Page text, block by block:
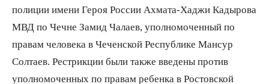
полиции имени Героя России Ахмата-Хаджи Кадырова
МВД по Чечне Замид Чалаев, уполномоченный по
правам человека в Чеченской Республике Мансур
Солтаев. Рестрикции были также введены против
уполномоченных по правам ребенка в Ростовской